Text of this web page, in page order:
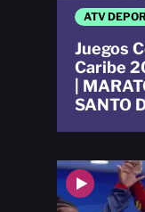
ATV
Juegos
Caribe
|
SANTO